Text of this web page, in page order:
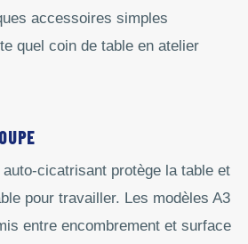
accessoires simples
quel coin de table en atelier
cicatrisant protège la table et
pour travailler. Les modèles A3
entre encombrement et surface